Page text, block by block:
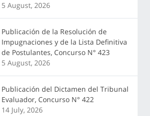
5 August, 2026
Publicación de la Resolución de
Impugnaciones y de la Lista Definitiva
de Postulantes, Concurso N° 423
5 August, 2026
Publicación del Dictamen del Tribunal
Evaluador, Concurso N° 422
14 July, 2026